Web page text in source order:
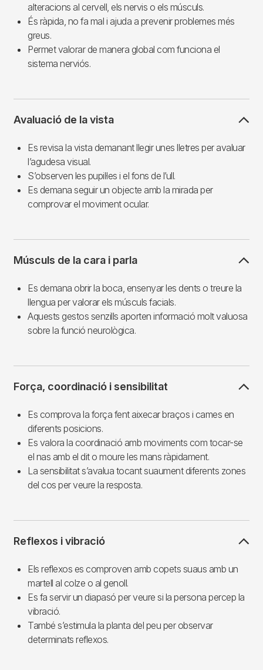
alteracions al cervell, els nervis o els músculs.
És ràpida, no fa mal i ajuda a prevenir problemes més
greus.
Permet valorar de manera global com funciona el
sistema nerviós.
Avaluació de la vista
Es revisa la vista demanant llegir unes lletres per avaluar
l’agudesa visual.
S’observen les pupil·les i el fons de l’ull.
Es demana seguir un objecte amb la mirada per
comprovar el moviment ocular.
Músculs de la cara i parla
Es demana obrir la boca, ensenyar les dents o treure la
llengua per valorar els músculs facials.
Aquests gestos senzills aporten informació molt valuosa
sobre la funció neurològica.
Força, coordinació i sensibilitat
Es comprova la força fent aixecar braços i cames en
diferents posicions.
Es valora la coordinació amb moviments com tocar-se
el nas amb el dit o moure les mans ràpidament.
La sensibilitat s’avalua tocant suaument diferents zones
del cos per veure la resposta.
Reflexos i vibració
Els reflexos es comproven amb copets suaus amb un
martell al colze o al genoll.
Es fa servir un diapasó per veure si la persona percep la
vibració.
També s’estimula la planta del peu per observar
determinats reflexos.